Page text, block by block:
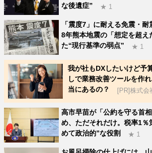
な後遺症”
★ 1
「震度7」に耐える免震・
8年熊本地震の「想定を超え
た“現行基準の弱点”
★ 1
我が社もDXしたいけど予
しで業務改善ツールを作
当にあるの？
[PR]株式会
高市早苗が「公約を守る首
め、ただそれだけ。税率1％
めて政治的”な役割
★ 1